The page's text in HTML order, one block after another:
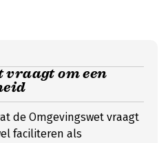
vraagt om een
de Omgevingswet vraagt
faciliteren als